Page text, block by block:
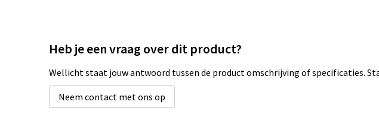
Heb je een vraag over dit product?
Wellicht staat jouw antwoord tussen de product omschrijving of specificaties.
Neem contact met ons op